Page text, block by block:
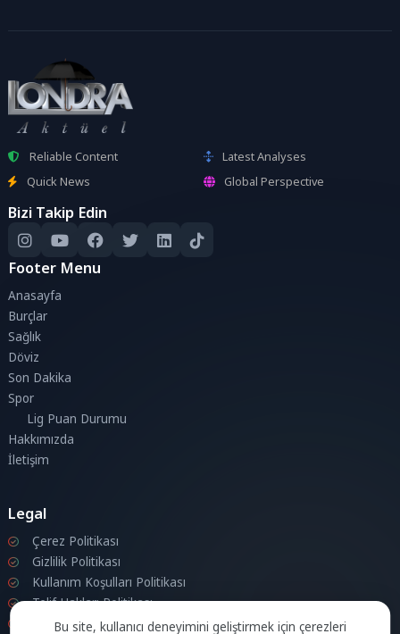
Reliable Content
Latest Analyses
Quick News
Global Perspective
Bizi Takip Edin
Footer Menu
Anasayfa
Burçlar
Sağlık
Döviz
Son Dakika
Spor
Lig Puan Durumu
Hakkımızda
İletişim
Legal
Çerez Politikası
Gizlilik Politikası
Kullanım Koşulları Politikası
Telif Hakları Politikası
İletişim
Bu site, kullanıcı deneyimini geliştirmek için çerezleri